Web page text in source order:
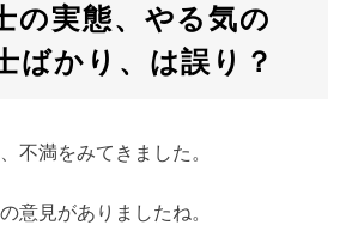
の実態、やる気の
ばかり、は誤り？
不満をみてきました。
意見がありましたね。